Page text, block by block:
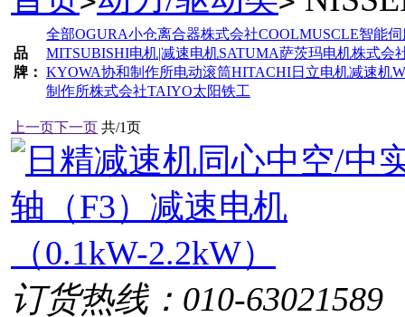
品
牌：
全部OGURA小仓离合器株式会社COOLMUSCLE智能
MITSUBISHI电机|减速电机SATUMA萨茨玛电机株式会
KYOWA协和制作所电动滚筒HITACHI日立电机减速机
制作所株式会社TAIYO太阳铁工
上一页下一页 共/1页
订货热线：010-63021589